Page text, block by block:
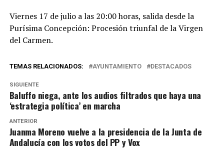
Viernes 17 de julio a las 20:00 horas, salida desde la
Purísima Concepción: Procesión triunfal de la Virgen
del Carmen.
TEMAS RELACIONADOS: AYUNTAMIENTO DESTACADOS
SIGUIENTE
Baluffo niega, ante los audios filtrados que haya una
‘estrategia política’ en marcha
ANTERIOR
Juanma Moreno vuelve a la presidencia de la Junta de
Andalucía con los votos del PP y Vox